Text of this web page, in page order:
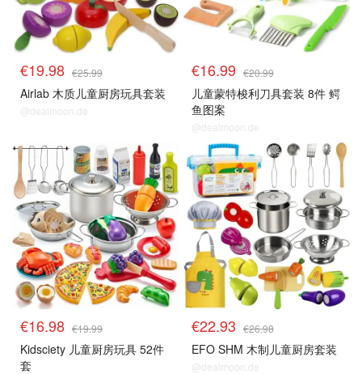
€19.98 €25.99
Airlab 木质儿童厨房玩具套装
@dealmoon.de
€16.99 €20.99
儿童蒙特梭利刀具套装 8件 鳄
鱼图案
@dealmoon.de
€16.98 €19.99
Kidsciety 儿童厨房玩具 52件
套
€22.93 €26.98
EFO SHM 木制儿童厨房套装
@dealmoon.de